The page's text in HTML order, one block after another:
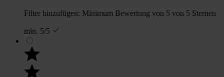
Filter hinzufügen: Minimum Bewertung von 5 von 5 Sternen
min. 5/5